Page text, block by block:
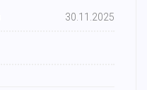
30.11.2025